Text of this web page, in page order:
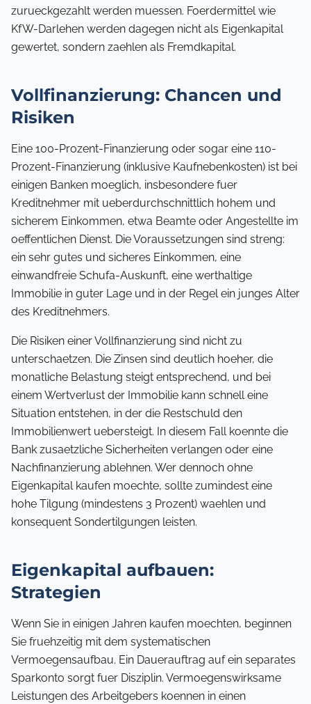
zurueckgezahlt werden muessen. Foerdermittel wie
KfW-Darlehen werden dagegen nicht als Eigenkapital
gewertet, sondern zaehlen als Fremdkapital.
Vollfinanzierung: Chancen und
Risiken
Eine 100-Prozent-Finanzierung oder sogar eine 110-
Prozent-Finanzierung (inklusive Kaufnebenkosten) ist bei
einigen Banken moeglich, insbesondere fuer
Kreditnehmer mit ueberdurchschnittlich hohem und
sicherem Einkommen, etwa Beamte oder Angestellte im
oeffentlichen Dienst. Die Voraussetzungen sind streng:
ein sehr gutes und sicheres Einkommen, eine
einwandfreie Schufa-Auskunft, eine werthaltige
Immobilie in guter Lage und in der Regel ein junges Alter
des Kreditnehmers.
Die Risiken einer Vollfinanzierung sind nicht zu
unterschaetzen. Die Zinsen sind deutlich hoeher, die
monatliche Belastung steigt entsprechend, und bei
einem Wertverlust der Immobilie kann schnell eine
Situation entstehen, in der die Restschuld den
Immobilienwert uebersteigt. In diesem Fall koennte die
Bank zusaetzliche Sicherheiten verlangen oder eine
Nachfinanzierung ablehnen. Wer dennoch ohne
Eigenkapital kaufen moechte, sollte zumindest eine
hohe Tilgung (mindestens 3 Prozent) waehlen und
konsequent Sondertilgungen leisten.
Eigenkapital aufbauen:
Strategien
Wenn Sie in einigen Jahren kaufen moechten, beginnen
Sie fruehzeitig mit dem systematischen
Vermoegensaufbau. Ein Dauerauftrag auf ein separates
Sparkonto sorgt fuer Disziplin. Vermoegenswirksame
Leistungen des Arbeitgebers koennen in einen